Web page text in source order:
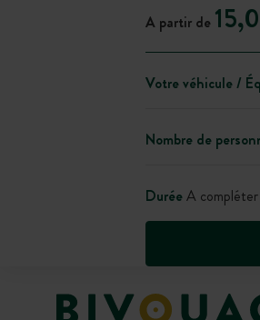
A partir de
Votre véhicule /
Nombre de
DuréeA compléter